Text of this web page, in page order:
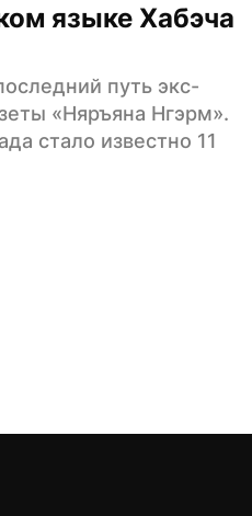
языке Хабэча
путь экс-
«Няръяна Нгэрм».
стало известно 11